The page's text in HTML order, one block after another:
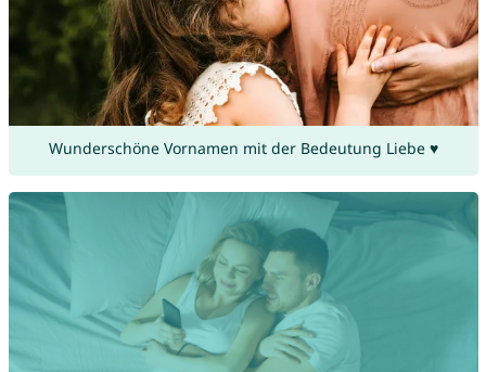
Wunderschöne Vornamen mit der Bedeutung Liebe ♥